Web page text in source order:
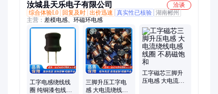
汝城县天乐电子有限公司
洽谈
综合体验L0
回复及时 出价迅速 真实性已核验 湖南郴州
主营： 差模电感、环磁环电感
工字电感绕线线
圈 纯铜漆包线电
三脚升压工字电
感 大电流绕线电
工字磁芯三脚升
压电感 大电流绕